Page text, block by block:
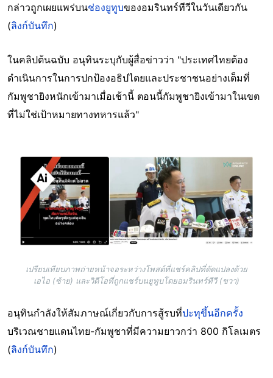
กล่าวถูกเผยแพร่บนช่องยูทูบของอมรินทร์ทีวีในวันเดียวกัน
(ลิงก์บันทึก)
ในคลิปต้นฉบับ อนุทินระบุกับผู้สื่อข่าวว่า "ประเทศไทยต้อง
ดำเนินการในการปกป้องอธิปไตยและประชาชนอย่างเต็มที่
กัมพูชายิงหนักเข้ามาเมื่อเช้านี้ ตอนนี้กัมพูชายิงเข้ามาในเขต
ที่ไม่ใช่เป้าหมายทางทหารแล้ว"
เปรียบเทียบภาพถ่ายหน้าจอระหว่างโพสต์ที่แชร์คลิปที่ดัดแปลงด้วย
เอไอ (ซ้าย) และวิดีโอที่ถูกแชร์บนยูทูบโดยอมรินทร์ทีวี (ขวา)
อนุทินกำลังให้สัมภาษณ์เกี่ยวกับการสู้รบที่ปะทุขึ้นอีกครั้ง
บริเวณชายแดนไทย-กัมพูชาที่มีความยาวกว่า 800 กิโลเมตร
(ลิงก์บันทึก)